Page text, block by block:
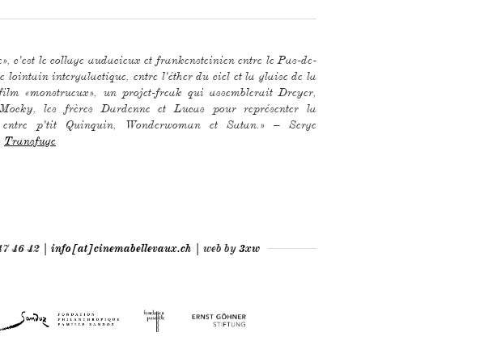
c'est le collage audacieux et frankensteinien entre le Pas-de-
lointain intergalactique, entre l'éther du ciel et la glaise de la
«monstrueux», un projet-freak qui assemblerait Dreyer,
les frères Dardenne et Lucas pour représenter la
entre p'tit Quinquin, Wonderwoman et Satan.» – Serge
Transfuge
46 42 | info[at]cinemabellevaux.ch | web by3xw